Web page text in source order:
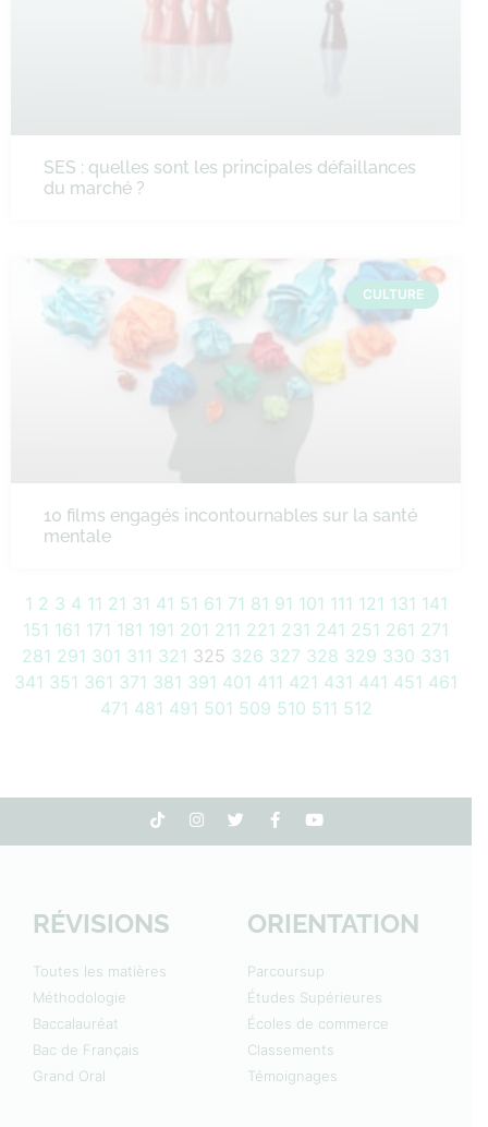
SES : quelles sont les principales défaillances
du marché ?
CULTURE
10 films engagés incontournables sur la santé
mentale
1 2 3 4 11 21 31 41 51 61 71 81 91 101 111 121 131 141
151 161 171 181 191 201 211 221 231 241 251 261 271
281 291 301 311 321 325 326 327 328 329 330 331
341 351 361 371 381 391 401 411 421 431 441 451 461
471 481 491 501 509 510 511 512
RÉVISIONS
Toutes les matières
Méthodologie
Baccalauréat
Bac de Français
Grand Oral
ORIENTATION
Parcoursup
Études Supérieures
Écoles de commerce
Classements
Témoignages